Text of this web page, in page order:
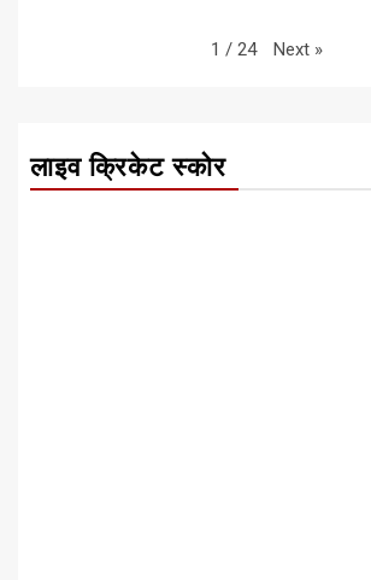
1 / 24 Next »
लाइव क्रिकेट स्कोर